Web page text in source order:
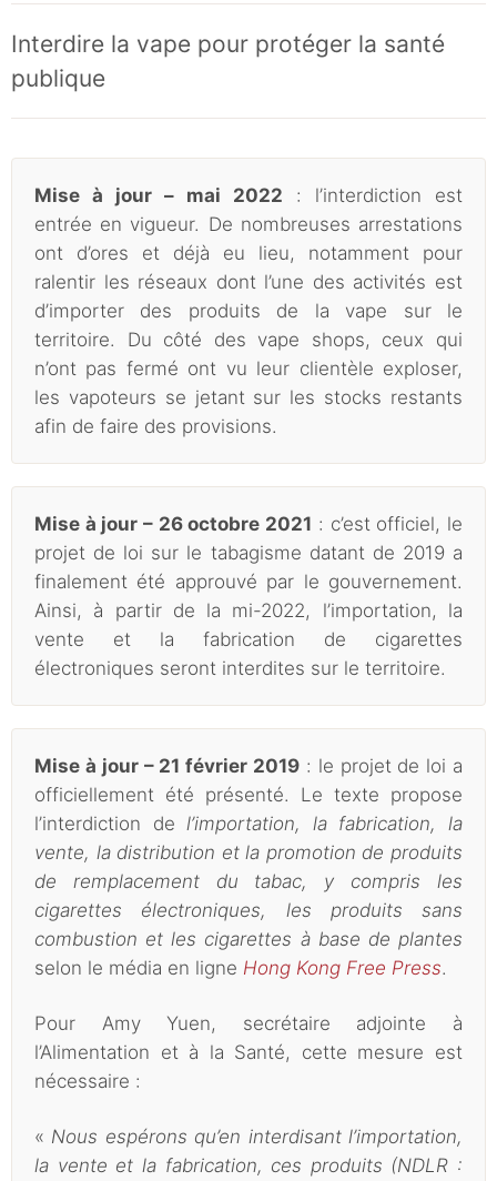
Interdire la vape pour protéger la santé
publique
Mise à jour – mai 2022 : l’interdiction est
entrée en vigueur. De nombreuses arrestations
ont d’ores et déjà eu lieu, notamment pour
ralentir les réseaux dont l’une des activités est
d’importer des produits de la vape sur le
territoire. Du côté des vape shops, ceux qui
n’ont pas fermé ont vu leur clientèle exploser,
les vapoteurs se jetant sur les stocks restants
afin de faire des provisions.
Mise à jour – 26 octobre 2021 : c’est officiel, le
projet de loi sur le tabagisme datant de 2019 a
finalement été approuvé par le gouvernement.
Ainsi, à partir de la mi-2022, l’importation, la
vente et la fabrication de cigarettes
électroniques seront interdites sur le territoire.
Mise à jour – 21 février 2019 : le projet de loi a
officiellement été présenté. Le texte propose
l’interdiction del’importation, la fabrication, la
vente, la distribution et la promotion de produits
de remplacement du tabac, y compris les
cigarettes électroniques, les produits sans
combustion et les cigarettes à base de plantes
selon le média en ligne Hong Kong Free Press.
Pour Amy Yuen, secrétaire adjointe à
l’Alimentation et à la Santé, cette mesure est
nécessaire :
« Nous espérons qu’en interdisant l’importation,
la vente et la fabrication, ces produits (NDLR :